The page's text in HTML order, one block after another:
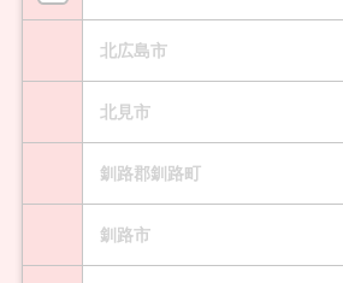
北広島市
北見市
釧路郡釧路町
釧路市